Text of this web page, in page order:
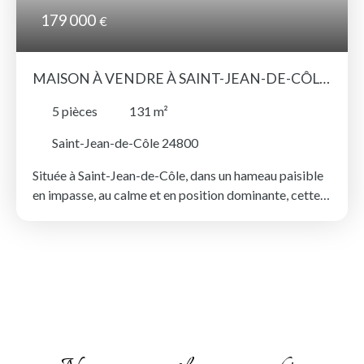
179 000 €
MAISON À VENDRE À SAINT-JEAN-DE-CÔLE
5 pièces 131 m²
Saint-Jean-de-Côle 24800
Située à Saint-Jean-de-Côle, dans un hameau paisible
en impasse, au calme et en position dominante, cette